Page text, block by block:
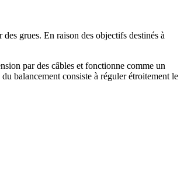
grues. En raison des objectifs destinés à
par des câbles et fonctionne comme un
balancement consiste à réguler étroitement le